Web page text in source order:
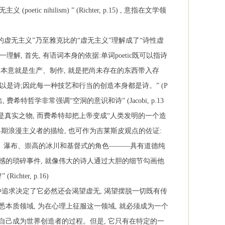
主义 (poetic nihilism) ” (Richter, p.15) , 意指在文学领
虚无主义”乃至雅克比的“虚无主义”理解成了“诗性虚
理解, 首先, 有语词本身的依据:单词 poetic既可以指诗
意就是生产、制作, 就是把尚未存在的东西带入存
是诗; 因此每一种技艺和行当的创造本身都是诗。” (P
, 费希特哲学非常强调“空洞的意识和诗” (Jacobi, p.13
真实之物, 而费希特却把上帝变成“人类发明的一个造
浪漫主义者的描绘, 也可作为吉莱斯皮观点的佐证:
布、崇高的冰川和基督式的角色———具有道德纯
的琐碎事件, 就像伟大的诗人通过大胆的细节勾画他
!” (Richter, p.16)
求决定了它必然还会渴望虚无, 渴望摆脱一切既有传
本质领域, 为在心理上征服这一领域, 就必须成为一个
己成为世界创造者的过程。但是, 它只有在特定的一